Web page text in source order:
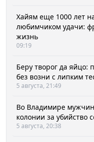
Хайям еще 1000 лет
любимчиком удачи:
жизнь
09:19
Беру творог да
без возни с липким
5 августа, 21:49
Во Владимире
колонии за убийство
5 августа, 20:38